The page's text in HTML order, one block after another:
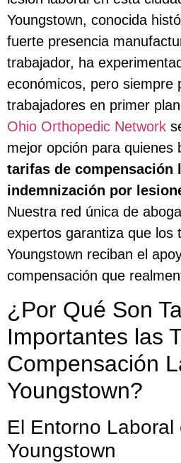
Youngstown, conocida
fuerte presencia
trabajador, ha
económicos, pero siempre
trabajadores en primer
Ohio Orthopedic Network
mejor opción para quienes
tarifas de compensación
indemnización por
Nuestra red única de
expertos garantiza que los
Youngstown reciban el
compensación que
¿Por Qué Son
Importantes las
Compensación
Youngstown?
El Entorno Laboral
Youngstown